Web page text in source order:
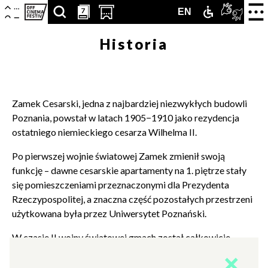
Nawigacja
SZUKAJ
LUDZI,
PARTNERÓW
PRZESCROLLUJ
WYDARZEŃ
7 OTWÓRZ
BILETÓW
W
NOWEJ
KARCIE
7 ENGLISH
EN ZAMEK
Centrum
Kultury
-
strona
główna
Historia
Zamek Cesarski, jedna z najbardziej niezwykłych budowli
Poznania, powstał w latach 1905−1910 jako rezydencja
ostatniego niemieckiego cesarza Wilhelma II.
Po pierwszej wojnie światowej Zamek zmienił swoją
funkcję – dawne cesarskie apartamenty na 1. piętrze stały
się pomieszczeniami przeznaczonymi dla Prezydenta
Rzeczypospolitej, a znaczna część pozostałych przestrzeni
użytkowana była przez Uniwersytet Poznański.
W czasie II wojny światowej gmach został całkowicie